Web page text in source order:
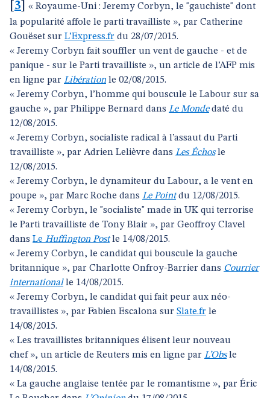
3
« Royaume-Uni : Jeremy Corbyn, le "gauchiste" dont
la popularité affole le parti travailliste », par Catherine
Gouëset sur L’Express.fr du 28/07/2015.
« Jeremy Corbyn fait souffler un vent de gauche - et de
panique - sur le Parti travailliste », un article de l’AFP mis
en ligne par Libération le 02/08/2015.
« Jeremy Corbyn, l’homme qui bouscule le Labour sur sa
gauche », par Philippe Bernard dans Le Mondedaté du
12/08/2015.
« Jeremy Corbyn, socialiste radical à l’assaut du Parti
travailliste », par Adrien Lelièvre dans Les Échosle
12/08/2015.
« Jeremy Corbyn, le dynamiteur du Labour, a le vent en
poupe », par Marc Roche dans Le Pointdu 12/08/2015.
« Jeremy Corbyn, le "socialiste" made in UK qui terrorise
le Parti travailliste de Tony Blair », par Geoffroy Clavel
dans Le Huffington Postle 14/08/2015.
« Jeremy Corbyn, le candidat qui bouscule la gauche
britannique », par Charlotte Onfroy-Barrier dans Courrier
internationalle 14/08/2015.
« Jeremy Corbyn, le candidat qui fait peur aux néo-
travaillistes », par Fabien Escalona sur Slate.fr le
14/08/2015.
« Les travaillistes britanniques élisent leur nouveau
chef », un article de Reuters mis en ligne par L’Obsle
14/08/2015.
« La gauche anglaise tentée par le romantisme », par Éric